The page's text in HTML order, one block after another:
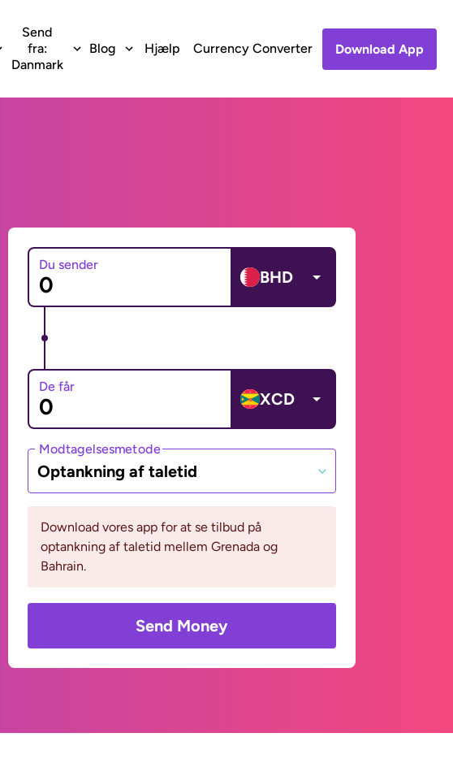
Send
fra:
Danmark
Blog Hjælp Currency Converter Download App
Du sender
BHD
De får
XCD
Modtagelsesmetode
Optankning af taletid
Download vores app for at se tilbud på
optankning af taletid mellem Grenada og
Bahrain.
Send Money